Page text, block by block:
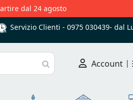
dal 24 agosto
Servizio Clienti - 0975 030439- dal
Cerca
Account |